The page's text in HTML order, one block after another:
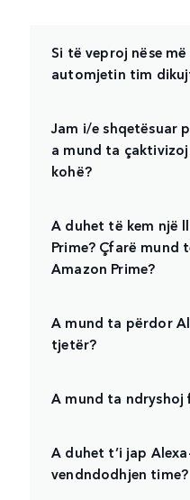
Si të veproj nëse
automjetin tim
Jam i/e shqetësuar
a mund ta
kohë?
A duhet të kem një
Prime? Çfarë mund
Amazon Prime?
A mund ta përdor
tjetër?
A mund ta ndryshoj
A duhet t’i jap
vendndodhjen time?